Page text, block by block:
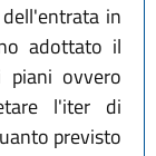
in
adottato il
piani ovvero
l'iter di
previsto